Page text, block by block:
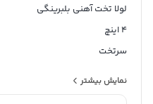
لولا تخت آهنی بلبرینگی
4 اینچ
سرتخت
نمایش بیشتر